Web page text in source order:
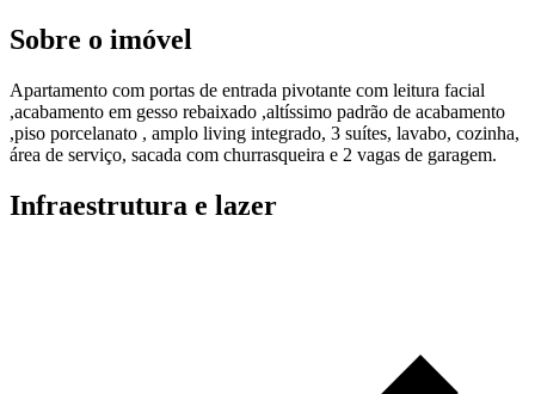
Sobre o imóvel
Apartamento com portas de entrada pivotante com leitura facial
,acabamento em gesso rebaixado ,altíssimo padrão de acabamento
,piso porcelanato , amplo living integrado, 3 suítes, lavabo, cozinha,
área de serviço, sacada com churrasqueira e 2 vagas de garagem.
Infraestrutura e lazer